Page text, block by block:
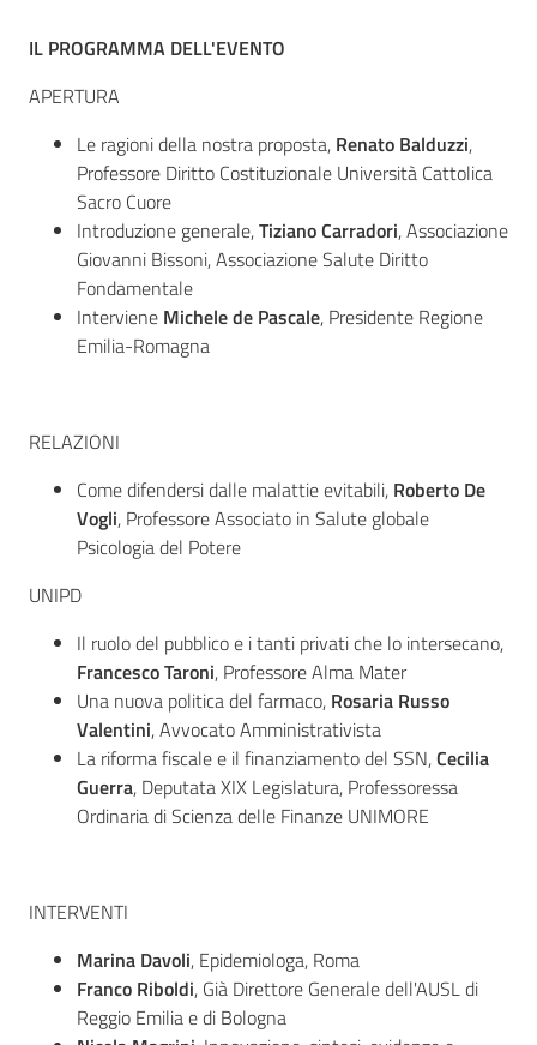
IL PROGRAMMA DELL'EVENTO
APERTURA
Le ragioni della nostra proposta, Renato Balduzzi,
Professore Diritto Costituzionale Università Cattolica
Sacro Cuore
Introduzione generale,Tiziano Carradori, Associazione
Giovanni Bissoni, Associazione Salute Diritto
Fondamentale
Interviene Michele de Pascale, Presidente Regione
Emilia-Romagna
RELAZIONI
Come difendersi dalle malattie evitabili, Roberto De
Vogli, Professore Associato in Salute globale
Psicologia del Potere
UNIPD
Il ruolo del pubblico e i tanti privati che lo intersecano,
Francesco Taroni, Professore Alma Mater
Una nuova politica del farmaco, Rosaria Russo
Valentini, Avvocato Amministrativista
La riforma fiscale e il finanziamento del SSN,Cecilia
Guerra, Deputata XIX Legislatura, Professoressa
Ordinaria di Scienza delle Finanze UNIMORE
INTERVENTI
Marina Davoli, Epidemiologa, Roma
Franco Riboldi, Già Direttore Generale dell'AUSL di
Reggio Emilia e di Bologna